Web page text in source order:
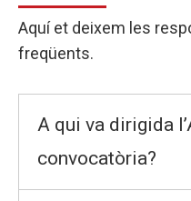
Aquí et deixem les
freqüents.
A qui va dirigida
convocatòria?